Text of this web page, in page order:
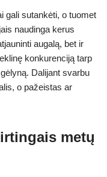
gali sutankėti, o tuomet
naudinga kerus
augalą, bet ir
konkurenciją tarp
Dalijant svarbu
o pažeistas ar
metų